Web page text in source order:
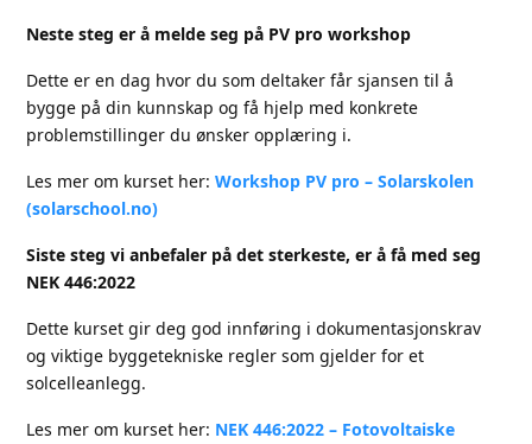
Neste steg er å melde seg på PV pro workshop
Dette er en dag hvor du som deltaker får sjansen til å
bygge på din kunnskap og få hjelp med konkrete
problemstillinger du ønsker opplæring i.
Les mer om kurset her:Workshop PV pro – Solarskolen
(solarschool.no)
Siste steg vi anbefaler på det sterkeste, er å få med seg
NEK 446:2022
Dette kurset gir deg god innføring i dokumentasjonskrav
og viktige byggetekniske regler som gjelder for et
solcelleanlegg.
Les mer om kurset her: NEK 446:2022 – Fotovoltaiske